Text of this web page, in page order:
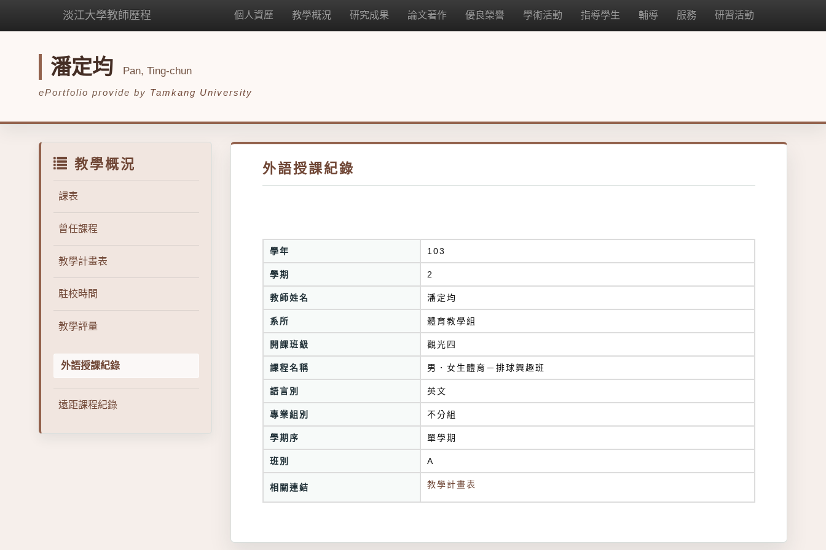
淡江大學教師歷程 個人資歷 教學概況 研究成果 論文著作 優良榮譽 學術活動 指導學生 輔導 服務 研習活動
潘定均 Pan, Ting-chun
ePortfolio provide by Tamkang University
教學概況
課表
曾任課程
教學計畫表
駐校時間
教學評量
外語授課紀錄
遠距課程紀錄
外語授課紀錄
學年 103
學期 2
教師姓名 潘定均
系所 體育教學組
開課班級 觀光四
課程名稱 男．女生體育－排球興趣班
語言別 英文
專業組別 不分組
學期序 單學期
班別 A
相關連結 教學計畫表